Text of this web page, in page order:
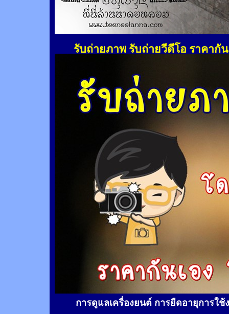
รับถ่ายภาพ รับถ่ายวีดีโอ ราคากั
การดูแลเครื่องยนต์ การยืดอายุการใ